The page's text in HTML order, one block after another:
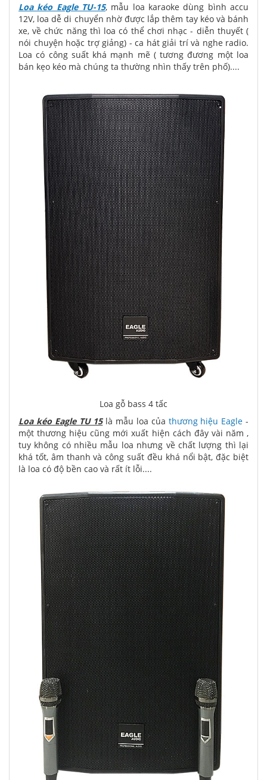
Loa kéo Eagle TU-15, mẫu loa karaoke dùng bình accu
12V, loa dễ di chuyển nhờ được lắp thêm tay kéo và bánh
xe, về chức năng thì loa có thể chơi nhạc - diễn thuyết (
nói chuyện hoặc trợ giảng) - ca hát giải trí và nghe radio.
Loa có công suất khá mạnh mẽ ( tương đương một loa
bán kẹo kéo mà chúng ta thường nhìn thấy trên phố)....
Loa gỗ bass 4 tấc
Loa kéo Eagle TU 15là mẫu loa của thương hiệu Eagle -
một thương hiệu cũng mới xuất hiện cách đây vài năm ,
tuy không có nhiều mẫu loa nhưng về chất lượng thì lại
khá tốt, âm thanh và công suất đều khá nổi bật, đặc biệt
là loa có độ bền cao và rất ít lỗi....